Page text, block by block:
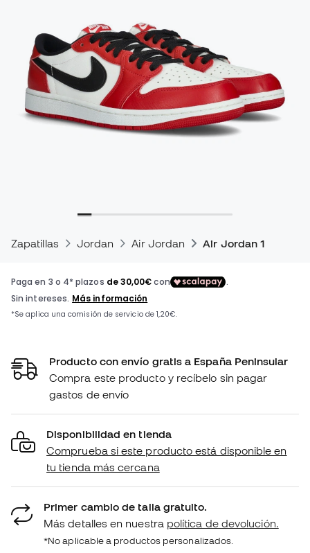
Zapatillas Jordan Air Jordan Air Jordan 1
Producto con envío gratis a España Peninsular
Compra este producto y recíbelo sin pagar
gastos de envío
Disponibilidad en tienda
Comprueba si este producto está disponible en
tu tienda más cercana
Primer cambio de talla gratuito.
Más detalles en nuestra política de devolución.
*No aplicable a productos personalizados.